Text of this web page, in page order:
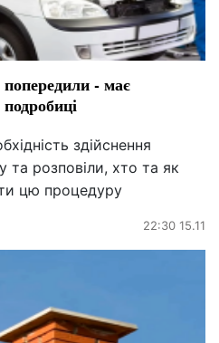
- має
здійснення
та розповіли, хто та як
цю процедуру
22:30 15.11